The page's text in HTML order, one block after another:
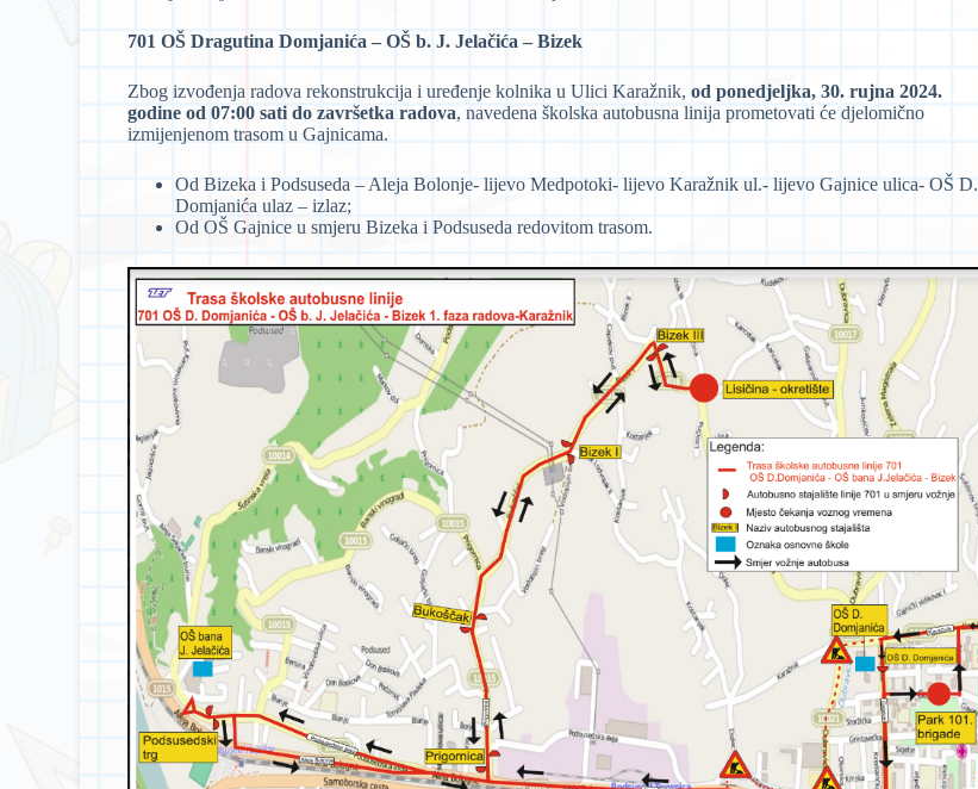
701 OŠ Dragutina Domjanića – OŠ b. J. Jelačića – Bizek
Zbog izvođenja radova rekonstrukcija i uređenje kolnika u Ulici Karažnik,od ponedjeljka, 30. rujna 2024.
godine od 07:00 sati do završetka radova, navedena školska autobusna linija prometovati će djelomično
izmijenjenom trasom u Gajnicama.
Od Bizeka i Podsuseda – Aleja Bolonje- lijevo Medpotoki- lijevo Karažnik ul.- lijevo Gajnice ulica- OŠ D.
Domjanića ulaz – izlaz;
Od OŠ Gajnice u smjeru Bizeka i Podsuseda redovitom trasom.